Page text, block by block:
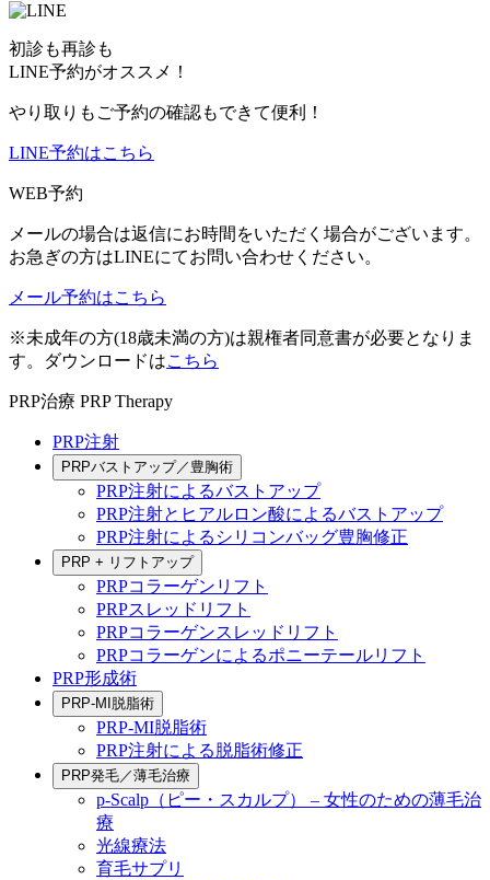
初診も再診も
LINE予約がオススメ！
やり取りもご予約の確認もできて便利！
LINE予約はこちら
WEB予約
メールの場合は返信にお時間をいただく場合がございます。
お急ぎの方はLINEにてお問い合わせください。
メール予約はこちら
※未成年の方(18歳未満の方)は親権者同意書が必要となりま
す。ダウンロードはこちら
PRP治療 PRP Therapy
PRP注射
PRPバストアップ／豊胸術
PRP注射によるバストアップ
PRP注射とヒアルロン酸によるバストアップ
PRP注射によるシリコンバッグ豊胸修正
PRP + リフトアップ
PRPコラーゲンリフト
PRPスレッドリフト
PRPコラーゲンスレッドリフト
PRPコラーゲンによるポニーテールリフト
PRP形成術
PRP-MI脱脂術
PRP-MI脱脂術
PRP注射による脱脂術修正
PRP発毛／薄毛治療
p-Scalp（ピー・スカルプ） – 女性のための薄毛治
療
光線療法
育毛サプリ